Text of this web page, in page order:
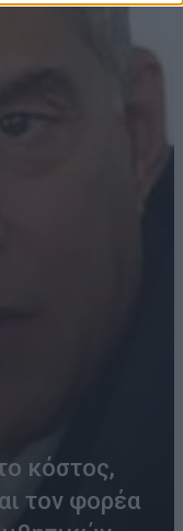
κόστος,
τον φορέα